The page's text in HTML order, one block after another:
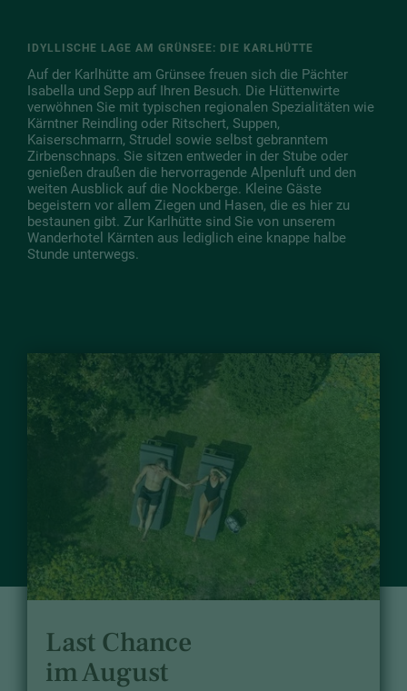
IDYLLISCHE LAGE AM GRÜNSEE: DIE KARLHÜTTE
Auf der Karlhütte am Grünsee freuen sich die Pächter
Isabella und Sepp auf Ihren Besuch. Die Hüttenwirte
verwöhnen Sie mit typischen regionalen Spezialitäten wie
Kärntner Reindling oder Ritschert, Suppen,
Kaiserschmarrn, Strudel sowie selbst gebranntem
Zirbenschnaps. Sie sitzen entweder in der Stube oder
genießen draußen die hervorragende Alpenluft und den
weiten Ausblick auf die Nockberge. Kleine Gäste
begeistern vor allem Ziegen und Hasen, die es hier zu
bestaunen gibt. Zur Karlhütte sind Sie von unserem
Wanderhotel Kärnten aus lediglich eine knappe halbe
Stunde unterwegs.
Last Chance
im August